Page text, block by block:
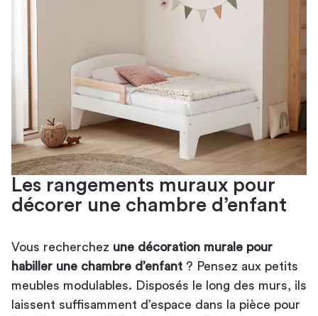
Les rangements muraux pour
décorer une chambre d’enfant​
Vous recherchez une décoration murale pour
habiller une chambre d’enfant ? Pensez aux petits
meubles modulables. Disposés le long des murs, ils
laissent suffisamment d’espace dans la pièce pour